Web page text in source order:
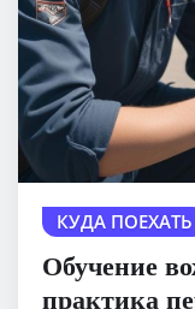
КУДА ПОЕХАТЬ
Обучение
практика